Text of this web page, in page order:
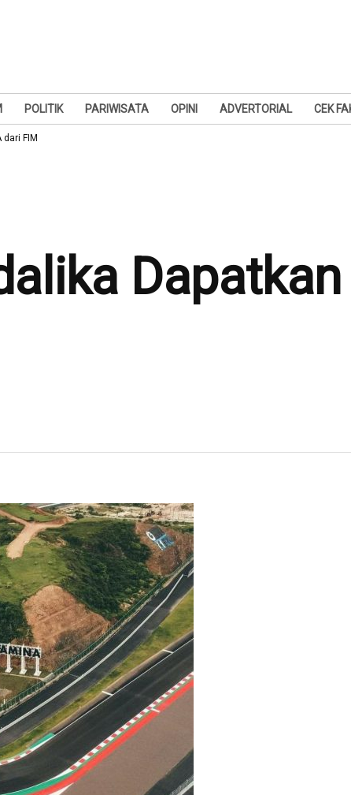
POLITIK PARIWISATA OPINI ADVERTORIAL CEK
FIM